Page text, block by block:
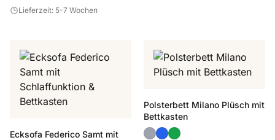
Lieferzeit: 5-7 Wochen
Ecksofa Federico Samt mit
Polsterbett Milano Plüsch mit
Bettkasten